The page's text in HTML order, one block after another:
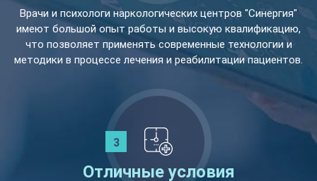
Врачи и психологи наркологических центров "Синергия"
имеют большой опыт работы и высокую квалификацию,
что позволяет применять современные технологии и
методики в процессе лечения и реабилитации пациентов.
Отличные условия